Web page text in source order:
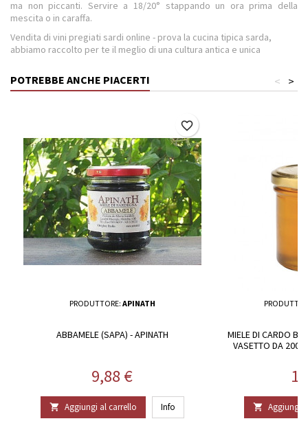
ma non piccanti. Servire a 18/20° stappando un ora prima della
mescita o in caraffa.
Vendita di vini pregiati sardi online - prova la cucina tipica sarda,
abbiamo raccolto per te il meglio di una cultura antica e unica
POTREBBE ANCHE PIACERTI >
<
PRODUTTORE: APINATH
ABBAMELE (SAPA) - APINATH
Prezzo
9,88 €
 Aggiungi al carrello Info
favorite_border
MIELE DI CARDO
VASETTO DA 200
 Aggiungi